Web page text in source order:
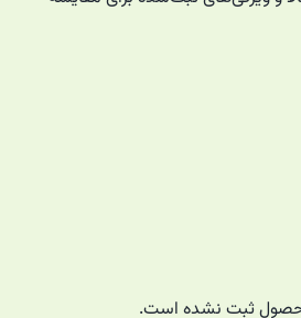
محصول ثبت نشده است.